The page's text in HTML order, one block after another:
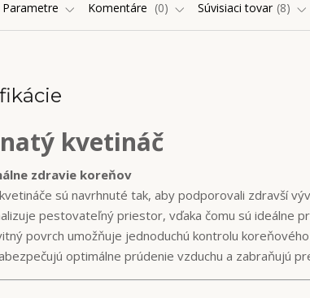
Parametre Komentáre 0 Súvisiaci tovar 8
kvetináč
zdravie koreňov
sú navrhnuté tak, aby podporovali zdravší
pestovateľný priestor, vďaka čomu sú ideálne
povrch umožňuje jednoduchú kontrolu
optimálne prúdenie vzduchu a zabraňujú